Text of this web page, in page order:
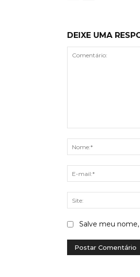
DEIXE UMA
Salve meu